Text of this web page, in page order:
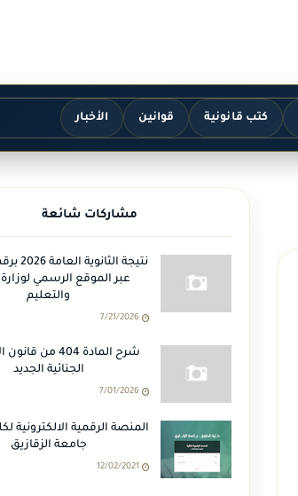
كتب قانونية قوانين الأخبار
مشاركات شائعة
نتيجة
عبر الموقع الرسمي لوزارة
والتعليم
7/21/2026
شرح المادة 404 من
الجنائية الجديد
7/01/2026
المنصة الرقمية الالكترونية
جامعة الزقازيق
12/02/2021